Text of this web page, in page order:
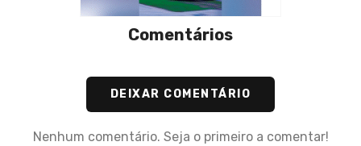
Comentários
DEIXAR COMENTÁRIO
Nenhum comentário. Seja o primeiro a comentar!